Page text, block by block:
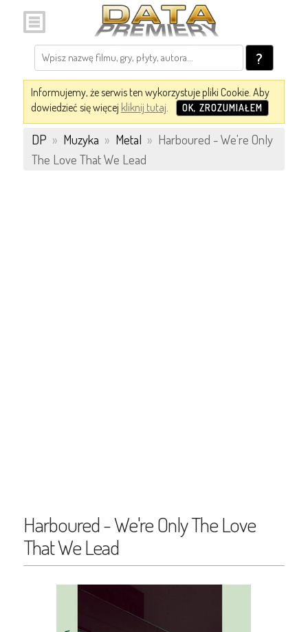
?
Informujemy, że serwis ten wykorzystuje pliki Cookie. Aby
dowiedzieć się więcej kliknij tutaj. OK, ZROZUMIAŁEM
DP » Muzyka » Metal » Harboured - We're Only
The Love That We Lead
Harboured - We're Only The Love
That We Lead